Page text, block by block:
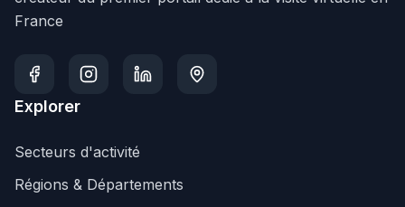
France
Explorer
Secteurs d'activité
Régions & Départements